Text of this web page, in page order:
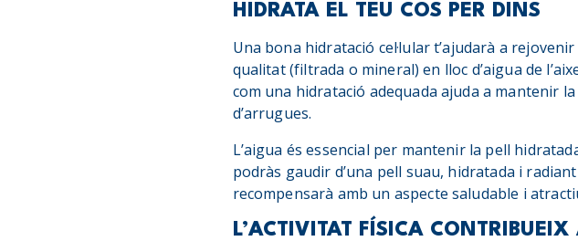
HIDRATA EL TEU COS PER DINS
Una bona hidratació cel·lular t’ajudarà a
qualitat (filtrada o mineral) en lloc d’aigua de
com una hidratació adequada ajuda a mantenir
d’arrugues.
L’aigua és essencial per mantenir la pell
podràs gaudir d’una pell suau, hidratada i
recompensarà amb un aspecte saludable i
L’ACTIVITAT FÍSICA